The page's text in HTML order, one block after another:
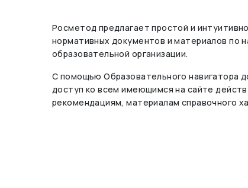
Росметод предлагает простой и
нормативных документов и материалов по
образовательной организации.
С помощью Образовательного навигатора
доступ ко всем имеющимся на сайте
рекомендациям, материалам справочного